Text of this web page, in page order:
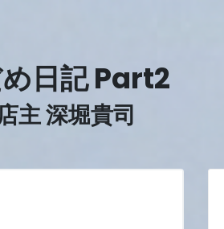
日記 Part2
主 深堀貴司